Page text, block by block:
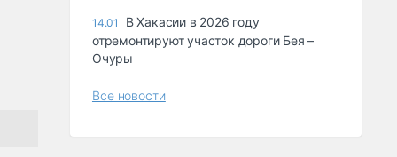
14.01
В Хакасии в 2026 году
отремонтируют участок дороги Бея –
Очуры
Все новости